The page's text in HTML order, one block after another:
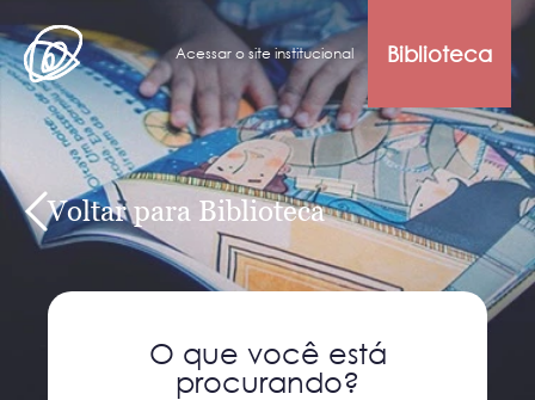
Acessar o site institucional Biblioteca
Voltar para Biblioteca
O que você está
procurando?